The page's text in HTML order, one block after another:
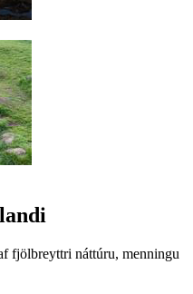
fjölbreyttri náttúru, menningu